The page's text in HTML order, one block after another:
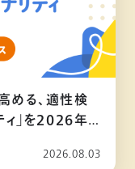
める、適性検
ィ」を2026年
2026.08.03